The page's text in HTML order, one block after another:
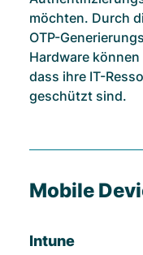
möchten. Durch
OTP-
Hardware
dass ihre IT-
geschützt sind.
Mobile
Intune